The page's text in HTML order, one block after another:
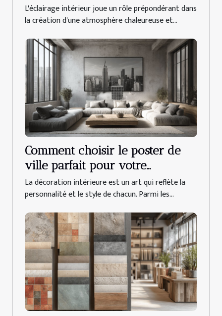
intérieur
L'éclairage intérieur joue un rôle prépondérant dans
la création d'une atmosphère chaleureuse et...
Comment choisir le poster de
ville parfait pour votre
décoration intérieure
La décoration intérieure est un art qui reflète la
personnalité et le style de chacun. Parmi les...